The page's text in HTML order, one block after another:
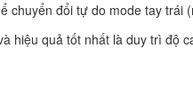
chuyển đổi tự do mode tay trái
hiệu quả tốt nhất là duy trì độ